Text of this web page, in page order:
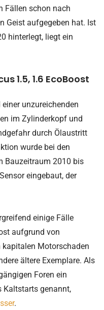
Fällen schon nach
Geist aufgegeben hat. Ist
hinterlegt, liegt ein
1.5, 1.6 EcoBoost
unzureichenden
im Zylinderkopf und
durch Ölaustritt
wurde bei den
Bauzeitraum 2010 bis
eingebaut, der
einige Fälle
aufgrund von
Motorschaden
ältere Exemplare. Als
Foren ein
Kaltstarts genannt,
.